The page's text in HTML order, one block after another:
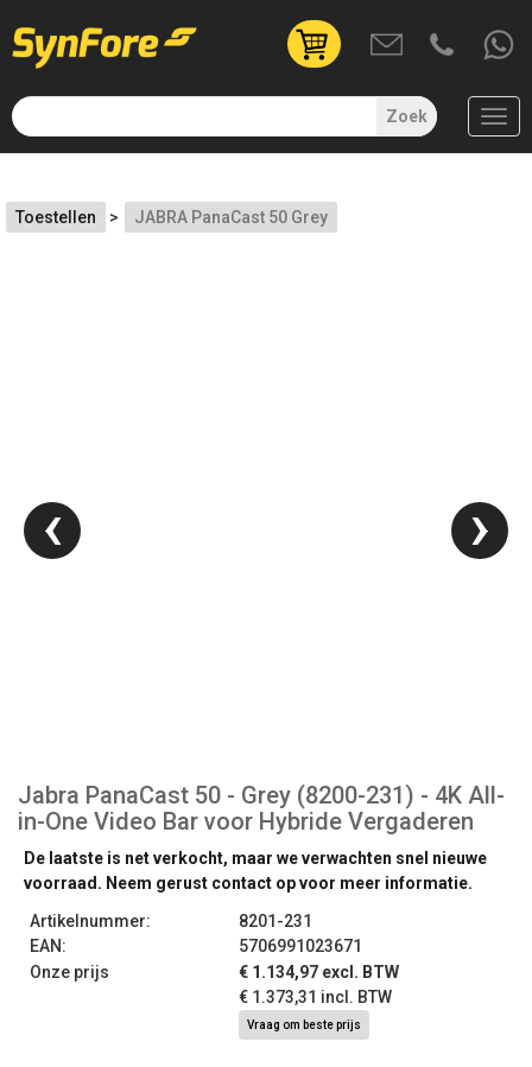
en
naar
User
account
menu
(uitgelogd)
Zoek
Toestellen JABRA PanaCast 50 Grey
‹ ›
Jabra PanaCast 50 - Grey (8200-231) - 4K All-
in-One Video Bar voor Hybride Vergaderen
De laatste is net verkocht, maar we verwachten snel nieuwe
voorraad. Neem gerust contact op voor meer informatie.
Artikelnummer:
8201-231
EAN:
5706991023671
Onze prijs
€ 1.134,97 excl. BTW
€ 1.373,31 incl. BTW
Vraag om beste prijs